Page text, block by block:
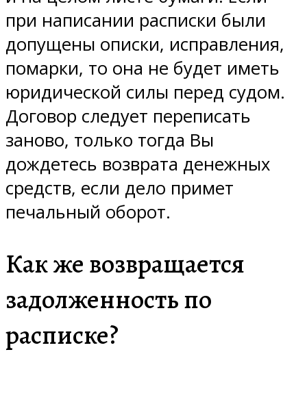
при написании расписки были
допущены описки, исправления,
помарки, то она не будет иметь
юридической силы перед судом.
Договор следует переписать
заново, только тогда Вы
дождетесь возврата денежных
средств, если дело примет
печальный оборот.
Как же возвращается
задолженность по
расписке?